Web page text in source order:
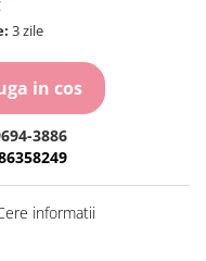
3 zile
in cos
3886
informatii